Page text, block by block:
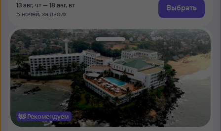
13 авг, чт — 18 авг, вт
5 ночей, за двоих
Выбрать
Рекомендуем